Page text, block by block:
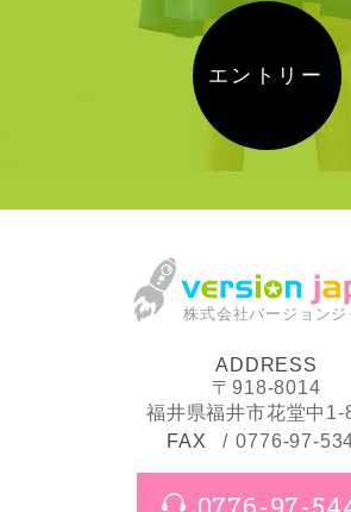
エントリー
株式会社バージョンジ
ADDRESS
〒918-8014
福井県福井市花堂中1-
FAX
0776-97-